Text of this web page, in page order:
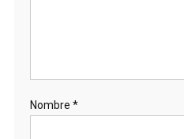
Nombre *